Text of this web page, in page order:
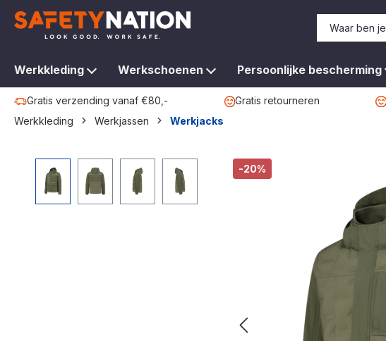
Ga naar de hoofdnavigatie
Werkkleding Werkschoenen Persoonlijke bescherming
Gratis verzending vanaf €80,- Gratis retourneren
Werkkleding
Werkjassen Werkjacks
Afbeeldingengalerij overslaan -20%